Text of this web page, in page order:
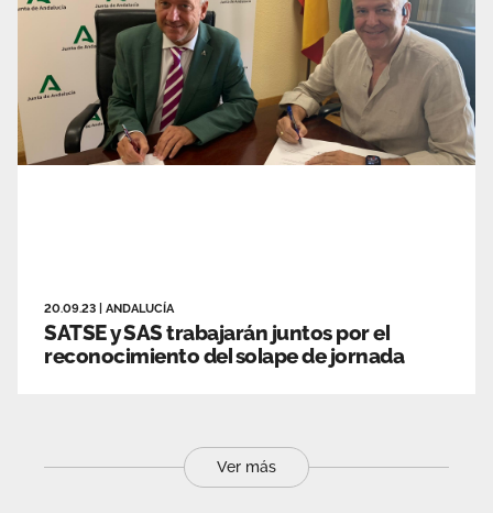
20.09.23 ANDALUCÍA
SATSE y SAS trabajarán juntos por el
reconocimiento del solape de jornada
Ver más